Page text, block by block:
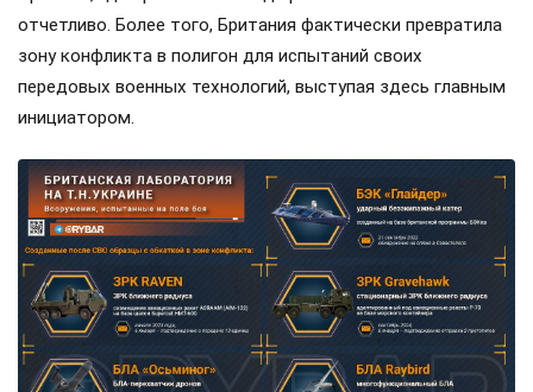
отчетливо. Более того, Британия фактически превратила
зону конфликта в полигон для испытаний своих
передовых военных технологий, выступая здесь главным
инициатором.